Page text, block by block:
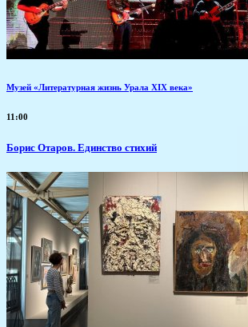
Музей «Литературная жизнь Урала XIX века»
11:00
Борис Отаров. Единство стихий